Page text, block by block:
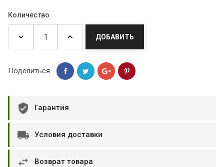
Количество
ДОБАВИТЬ
Поделиться
Гарантия
Условия доставки
Возврат товара